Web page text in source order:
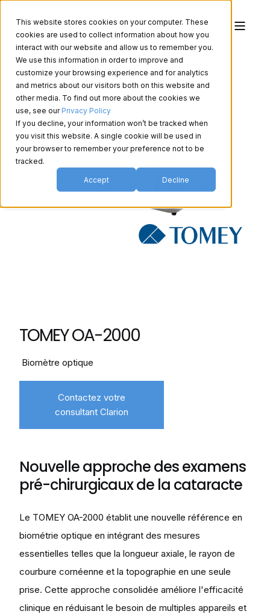
This website stores cookies on your computer. These
cookies are used to collect information about how you
interact with our website and allow us to remember you.
We use this information in order to improve and
customize your browsing experience and for analytics
and metrics about our visitors both on this website and
other media. To find out more about the cookies we
use, see our Privacy Policy
If you decline, your information won’t be tracked when
you visit this website. A single cookie will be used in
your browser to remember your preference not to be
tracked.
Accept Decline
TOMEY OA-2000
Biomètre optique
Contactez votre
consultant Clarion
Nouvelle approche des examens
pré-chirurgicaux de la cataracte
Le TOMEY OA-2000 établit une nouvelle référence en
biométrie optique en intégrant des mesures
essentielles telles que la longueur axiale, le rayon de
courbure cornéenne et la topographie en une seule
prise. Cette approche consolidée améliore l'efficacité
clinique en réduisant le besoin de multiples appareils et